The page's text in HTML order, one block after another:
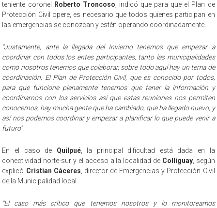
teniente coronel
Roberto Troncoso, indicó que para que el Plan de
Protección Civil opere, es necesario que todos quienes participan en
las emergencias se conozcan y estén operando coordinadamente.
“Justamente, ante la llegada del Invierno tenemos que empezar a
coordinar con todos los entes participantes, tanto las municipalidades
como nosotros tenemos que colaborar, sobre todo aquí hay un tema de
coordinación. El Plan de Protección Civil, que es conocido por todos,
para que funcione plenamente tenemos que tener la información y
coordinarnos con los servicios así que estas reuniones nos permiten
conocernos, hay mucha gente que ha cambiado, que ha llegado nuevo, y
así nos podemos coordinar y empezar a planificar lo que puede venir a
futuro”.
En el caso de Quilpué, la principal dificultad está dada en la
conectividad norte-sur y el acceso a la localidad de Colliguay, según
explicó Cristian Cáceres, director de Emergencias y Protección Civil
de la Municipalidad local.
“El caso más crítico que tenemos nosotros y lo monitoreamos